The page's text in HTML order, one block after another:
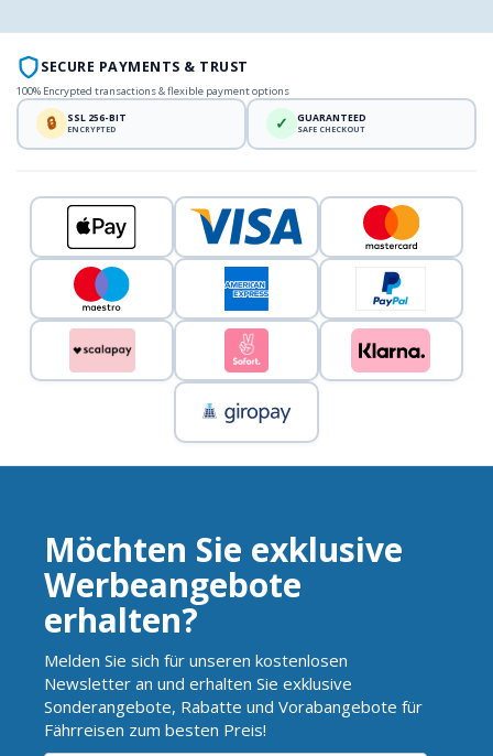
SECURE PAYMENTS & TRUST
100% Encrypted transactions & flexible payment options
🔒 SSL 256-BIT
ENCRYPTED ✓ GUARANTEED
SAFE CHECKOUT
Möchten Sie exklusive
Werbeangebote
erhalten?
Melden Sie sich für unseren kostenlosen
Newsletter an und erhalten Sie exklusive
Sonderangebote, Rabatte und Vorabangebote für
Fährreisen zum besten Preis!